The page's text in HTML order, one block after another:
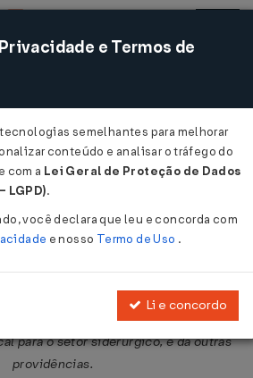
Acessar
1.547 de 18/04/1977
no DOU em 20 abr 1977
para o setor siderúrgico, e dá outras
providências.
e Termos de
semelhantes para melhorar
conteúdo e analisar o tráfego do
com a Lei Geral de Proteção de Dados
LGPD).
você declara que leu e concorda com
e nosso Termo de Uso .
Li e concordo